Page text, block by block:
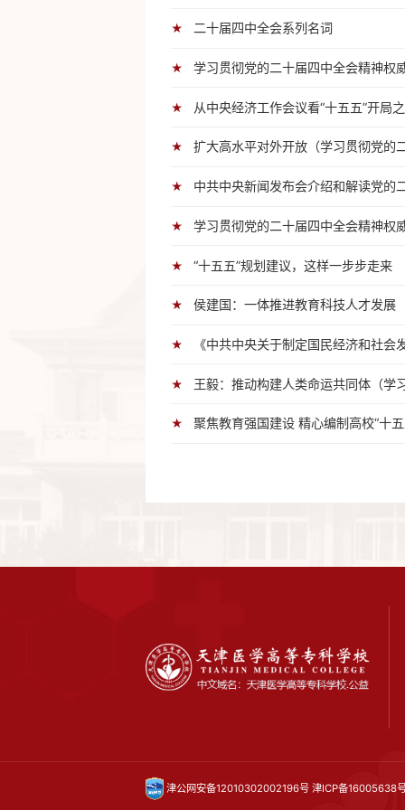
★二十届四中全会系列名词
★学习贯彻党的二十届四中全会精神权
★ 从中央经济工作会议看“十五五”开局
★扩大高水平对外开放（学习贯彻党的
★ 中共中央新闻发布会介绍和解读党的
★学习贯彻党的二十届四中全会精神权
★“十五五”规划建议，这样一步步走来
★侯建国：一体推进教育科技人才发展
★ 《中共中央关于制定国民经济和社
★ 王毅：推动构建人类命运共同体（学
★聚焦教育强国建设 精心编制高校“十
津公网安备12010302002196号 津ICP备16005638